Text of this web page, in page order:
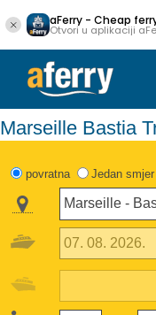
aFerry - Cheap
Otvori u aplikaciji
Marseille Bastia
povratna Jedan smjer